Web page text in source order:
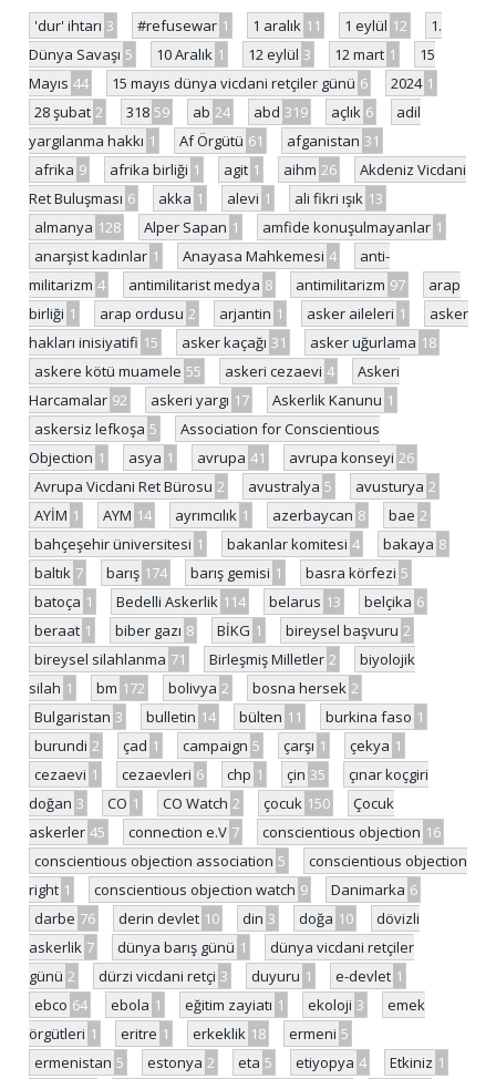
'dur' ihtarı 3 #refusewar 1 1 aralık 11 1 eylül 12
1.
Dünya Savaşı 5 10 Aralık 1 12 eylül 3 12 mart 1
15
Mayıs 44 15 mayıs dünya vicdani retçiler günü 6 2024 1
28 şubat 2 318 59 ab 24 abd 319 açlık 6
adil
yargılanma hakkı 1 Af Örgütü 61 afganistan 31
afrika 9 afrika birliği 1 agit 1 aihm 26
Akdeniz Vicdani
Ret Buluşması 6 akka 1 alevi 1 ali fikri ışık 13
almanya 128 Alper Sapan 1 amfide konuşulmayanlar 1
anarşist kadınlar 1 Anayasa Mahkemesi 4
anti-
militarizm 4 antimilitarist medya 8 antimilitarizm 97
arap
birliği 1 arap ordusu 2 arjantin 1 asker aileleri 1
asker
hakları inisiyatifi 15 asker kaçağı 31 asker uğurlama 18
askere kötü muamele 55 askeri cezaevi 4
Askeri
Harcamalar 92 askeri yargı 17 Askerlik Kanunu 1
askersiz lefkoşa 5
Association for Conscientious
Objection 1 asya 1 avrupa 41 avrupa konseyi 26
Avrupa Vicdani Ret Bürosu 2 avustralya 5 avusturya 2
AYİM 1 AYM 14 ayrımcılık 1 azerbaycan 8 bae 2
bahçeşehir üniversitesi 1 bakanlar komitesi 4 bakaya 8
baltık 7 barış 174 barış gemisi 1 basra körfezi 5
batoça 1 Bedelli Askerlik 114 belarus 13 belçika 6
beraat 1 biber gazı 8 BİKG 1 bireysel başvuru 2
bireysel silahlanma 71 Birleşmiş Milletler 2
biyolojik
silah 1 bm 172 bolivya 2 bosna hersek 2
Bulgaristan 3 bulletin 14 bülten 11 burkina faso 1
burundi 2 çad 1 campaign 5 çarşı 1 çekya 1
cezaevi 1 cezaevleri 6 chp 1 çin 35
çınar koçgiri
doğan 3 CO 1 CO Watch 2 çocuk 150
Çocuk
askerler 45 connection e.V 7 conscientious objection 16
conscientious objection association 5
conscientious objection
right 1 conscientious objection watch 9 Danimarka 6
darbe 76 derin devlet 10 din 3 doğa 10
dövizli
askerlik 7 dünya barış günü 1
dünya vicdani retçiler
günü 2 dürzi vicdani retçi 3 duyuru 1 e-devlet 1
ebco 64 ebola 1 eğitim zayiatı 1 ekoloji 3
emek
örgütleri 1 eritre 1 erkeklik 18 ermeni 5
ermenistan 5 estonya 2 eta 5 etiyopya 4 Etkiniz 1